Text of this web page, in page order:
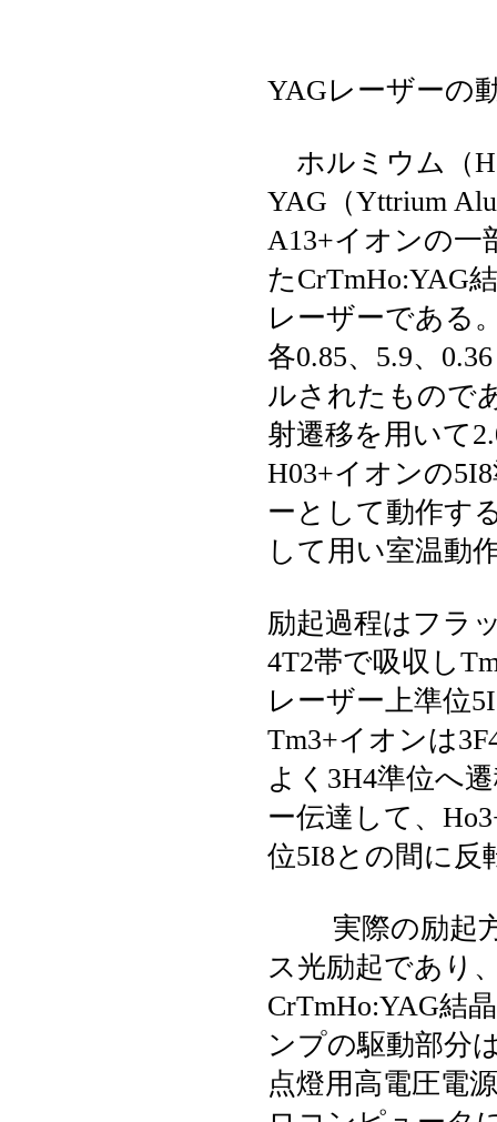
YAGレーザーの
ホルミウム（
YAG（Yttrium
A13+イオンの一
たCrTmHo:YAG
レーザーである
各0.85、5.9、
ルされたもので
射遷移を用いて
H03+イオンの
ーとして動作す
して用い室温動
励起過程はフラ
4T2帯で吸収し
レーザー上準位
Tm3+イオンは
よく3H4準位へ
ー伝達して、
位5I8との間に反
実際の励起方
ス光励起であり
CrTmHo:YAG結
ンプの駆動部分
点燈用高電圧電